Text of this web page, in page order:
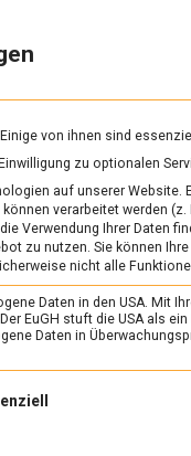
zu
&
Ernährung
von ihnen sind
zu optionalen
auf unserer
verarbeitet werden
Verwendung Ihrer Daten
zu nutzen. Sie können
nicht alle
Daten in den USA. Mit
Der EuGH stuft die USA als
Daten in
für die eine